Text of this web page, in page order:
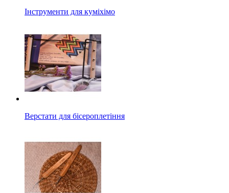
Інструменти для куміхімо
Верстати для бісероплетіння